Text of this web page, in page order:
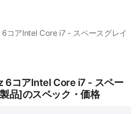
コアIntel Core i7 - スペースグレイ
6コアIntel Core i7 - スペー
品]のスペック・価格